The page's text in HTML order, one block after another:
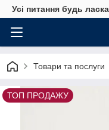
Усі питання будь
Товари та послуги
ТОП ПРОДАЖУ